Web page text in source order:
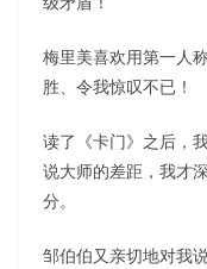
梅里美喜欢用第一人
胜、令我惊叹不已！
读了《卡门》之后，
说大师的差距，我才
分。
邹伯伯又亲切地对我